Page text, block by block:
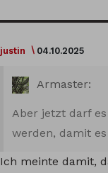
justin 04.10.2025
Armaster:
Aber jetzt darf
werden, damit
Ich meinte damit,